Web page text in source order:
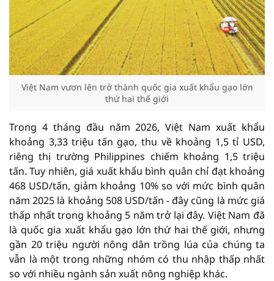
Việt Nam vươn lên trở thành quốc gia xuất khẩu gạo lớn
thứ hai thế giới
Trong 4 tháng đầu năm 2026, Việt Nam xuất khẩu
khoảng 3,33 triệu tấn gạo, thu về khoảng 1,5 tỉ USD,
riêng thị trường Philippines chiếm khoảng 1,5 triệu
tấn. Tuy nhiên, giá xuất khẩu bình quân chỉ đạt khoảng
468 USD/tấn, giảm khoảng 10% so với mức bình quân
năm 2025 là khoảng 508 USD/tấn - đây cũng là mức giá
thấp nhất trong khoảng 5 năm trở lại đây. Việt Nam đã
là quốc gia xuất khẩu gạo lớn thứ hai thế giới, nhưng
gần 20 triệu người nông dân trồng lúa của chúng ta
vẫn là một trong những nhóm có thu nhập thấp nhất
so với nhiều ngành sản xuất nông nghiệp khác.